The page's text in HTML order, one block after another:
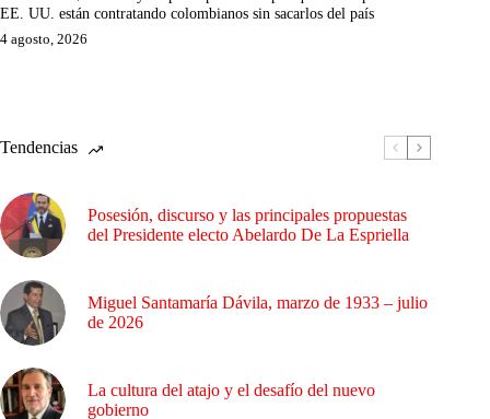
EE. UU. están contratando colombianos sin sacarlos del país
4 agosto, 2026
Tendencias
Posesión, discurso y las principales propuestas
del Presidente electo Abelardo De La Espriella
Miguel Santamaría Dávila, marzo de 1933 – julio
de 2026
La cultura del atajo y el desafío del nuevo
gobierno